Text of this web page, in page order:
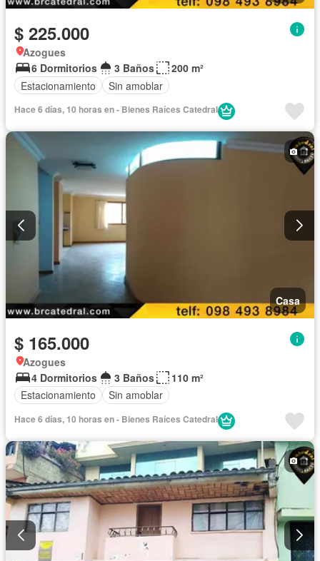
$ 225.000
Azogues
6 Dormitorios
3 Baños
200 m²
Estacionamiento
Sin amoblar
Hace 6 días, 10 horas en - Bienes Raíces Catedral
Casa
$ 165.000
Azogues
4 Dormitorios
3 Baños
110 m²
Estacionamiento
Sin amoblar
Hace 6 días, 10 horas en - Bienes Raíces Catedral